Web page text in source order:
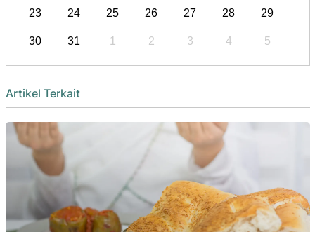
23 24 25 26 27 28 29
30 31 1 2 3 4 5
Artikel Terkait